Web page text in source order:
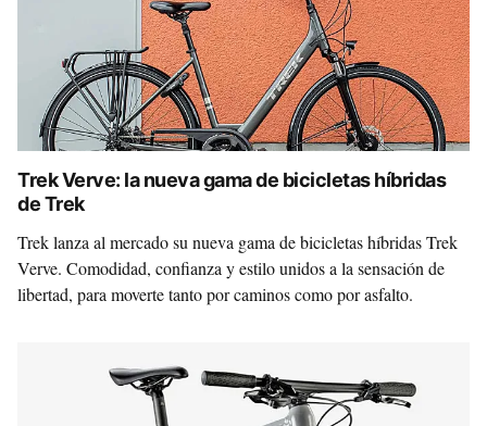
Trek Verve: la nueva gama de bicicletas híbridas
de Trek
Trek lanza al mercado su nueva gama de bicicletas híbridas Trek
Verve. Comodidad, confianza y estilo unidos a la sensación de
libertad, para moverte tanto por caminos como por asfalto.